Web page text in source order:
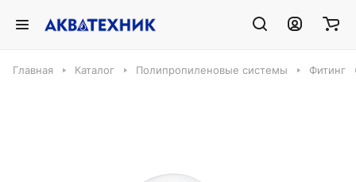
Главная Каталог Полипропиленовые системы Фитинг